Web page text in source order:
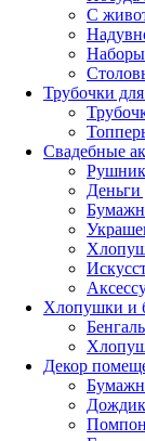
С
Трубочки
Свадебные
Деньги
Хлопушки и
Декор